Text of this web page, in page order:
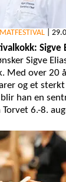
Sigve
Sigve
Med over 20
og et
han en
6.-8.